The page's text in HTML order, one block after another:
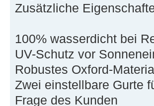
Zusätzliche
100% wasserdicht bei
UV-Schutz vor
Robustes Oxford-
Zwei einstellbare Gurte
Frage des Kunden